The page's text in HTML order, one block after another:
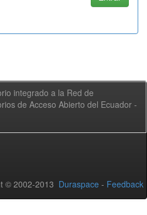
integrado a la Red de
de Acceso Abierto del Ecuador -
© 2002-2013 Duraspace - Feedback